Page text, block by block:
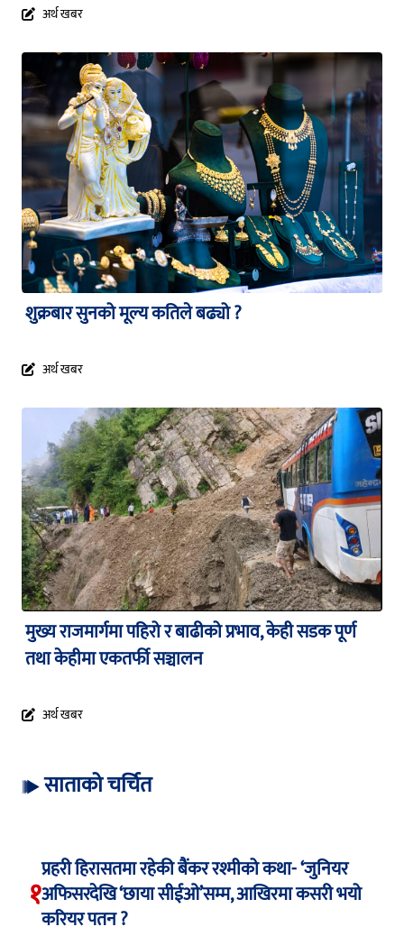
अर्थ खबर
शुक्रबार सुनको मूल्य कतिले बढ्यो ?
अर्थ खबर
मुख्य राजमार्गमा पहिरो र बाढीको प्रभाव, केही सडक पूर्ण
तथा केहीमा एकतर्फी सञ्चालन
अर्थ खबर
साताको चर्चित
१
प्रहरी हिरासतमा रहेकी बैंकर रश्मीको कथा- ‘जुनियर
अफिसरदेखि ‘छाया सीईओ’सम्म, आखिरमा कसरी भयो
करियर पतन ?